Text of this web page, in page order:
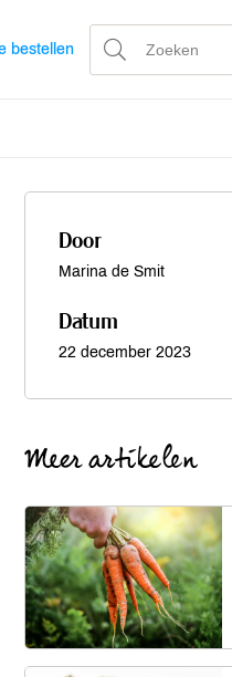
bestellen
Door
Marina de Smit
Datum
22 december 2023
Meer artikelen